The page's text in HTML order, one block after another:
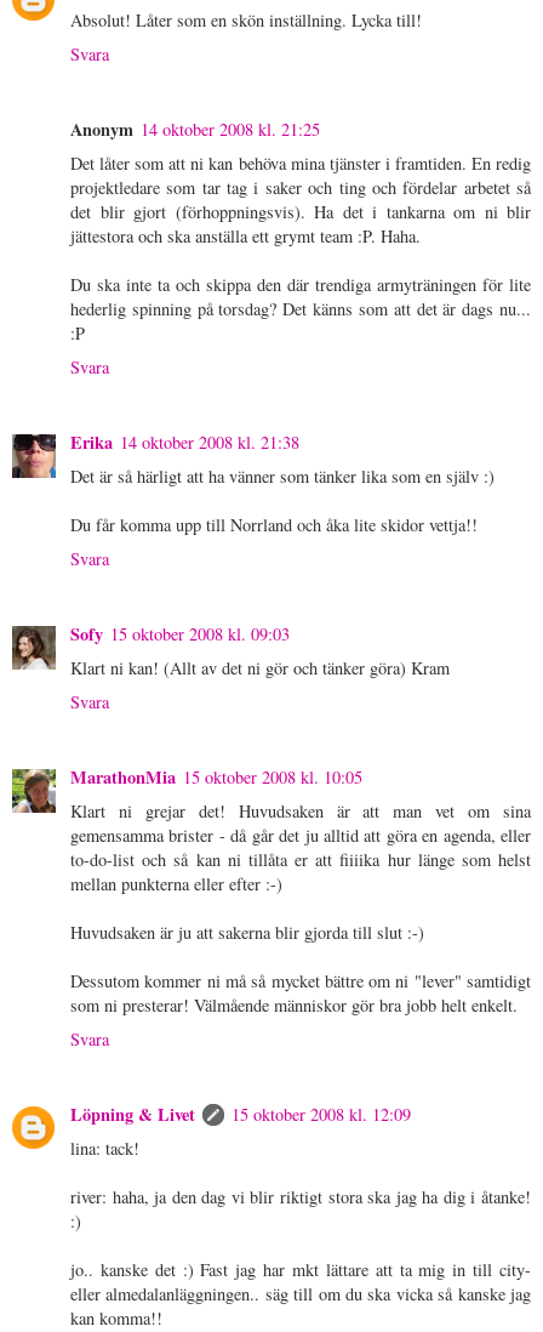
Absolut! Låter som en skön inställning. Lycka till!
Svara
Anonym 14 oktober 2008 kl. 21:25
Det låter som att ni kan behöva mina tjänster i framtiden. En redig
projektledare som tar tag i saker och ting och fördelar arbetet så
det blir gjort (förhoppningsvis). Ha det i tankarna om ni blir
jättestora och ska anställa ett grymt team :P. Haha.
Du ska inte ta och skippa den där trendiga armyträningen för lite
hederlig spinning på torsdag? Det känns som att det är dags nu...
:P
Svara
Erika 14 oktober 2008 kl. 21:38
Det är så härligt att ha vänner som tänker lika som en själv :)
Du får komma upp till Norrland och åka lite skidor vettja!!
Svara
Sofy 15 oktober 2008 kl. 09:03
Klart ni kan! (Allt av det ni gör och tänker göra) Kram
Svara
MarathonMia 15 oktober 2008 kl. 10:05
Klart ni grejar det! Huvudsaken är att man vet om sina
gemensamma brister - då går det ju alltid att göra en agenda, eller
to-do-list och så kan ni tillåta er att fiiiika hur länge som helst
mellan punkterna eller efter :-)
Huvudsaken är ju att sakerna blir gjorda till slut :-)
Dessutom kommer ni må så mycket bättre om ni "lever" samtidigt
som ni presterar! Välmående människor gör bra jobb helt enkelt.
Svara
Löpning & Livet
15 oktober 2008 kl. 12:09
lina: tack!
river: haha, ja den dag vi blir riktigt stora ska jag ha dig i åtanke!
:)
jo.. kanske det :) Fast jag har mkt lättare att ta mig in till city-
eller almedalanläggningen.. säg till om du ska vicka så kanske jag
kan komma!!